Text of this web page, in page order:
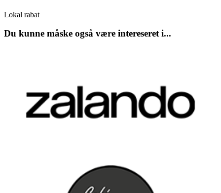
Lokal rabat
Du kunne måske også være intereseret i...